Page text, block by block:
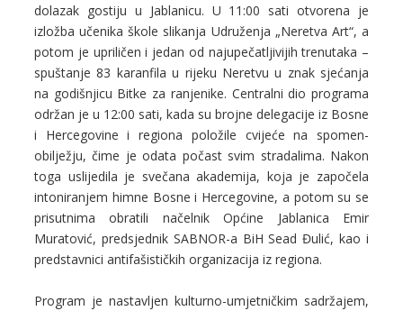
dolazak gostiju u Jablanicu. U 11:00 sati otvorena je
izložba učenika škole slikanja Udruženja „Neretva Art“, a
potom je upriličen i jedan od najupečatljivijih trenutaka –
spuštanje 83 karanfila u rijeku Neretvu u znak sjećanja
na godišnjicu Bitke za ranjenike. Centralni dio programa
održan je u 12:00 sati, kada su brojne delegacije iz Bosne
i Hercegovine i regiona položile cvijeće na spomen-
obilježju, čime je odata počast svim stradalima. Nakon
toga uslijedila je svečana akademija, koja je započela
intoniranjem himne Bosne i Hercegovine, a potom su se
prisutnima obratili načelnik Općine Jablanica Emir
Muratović, predsjednik SABNOR-a BiH Sead Đulić, kao i
predstavnici antifašističkih organizacija iz regiona.
Program je nastavljen kulturno-umjetničkim sadržajem,